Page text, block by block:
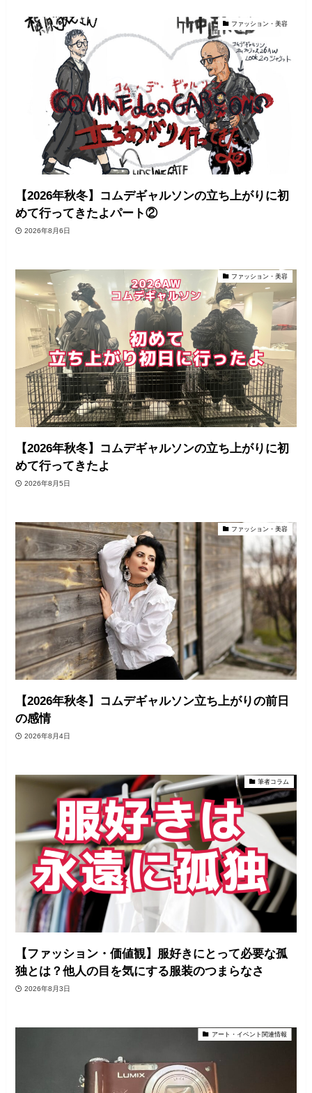
ファッション・美容
【2026年秋冬】コムデギャルソンの立ち上がりに初
めて行ってきたよパート②
2026年8月6日
ファッション・美容
【2026年秋冬】コムデギャルソンの立ち上がりに初
めて行ってきたよ
2026年8月5日
ファッション・美容
【2026年秋冬】コムデギャルソン立ち上がりの前日
の感情
2026年8月4日
筆者コラム
【ファッション・価値観】服好きにとって必要な孤
独とは？他人の目を気にする服装のつまらなさ
2026年8月3日
アート・イベント関連情報